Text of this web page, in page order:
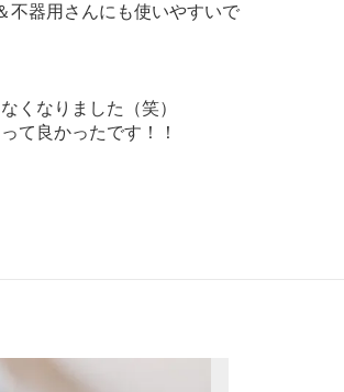
不器用さんにも使いやすいで
くなりました（笑）
て良かったです！！
ングテーブルをこちらの壁